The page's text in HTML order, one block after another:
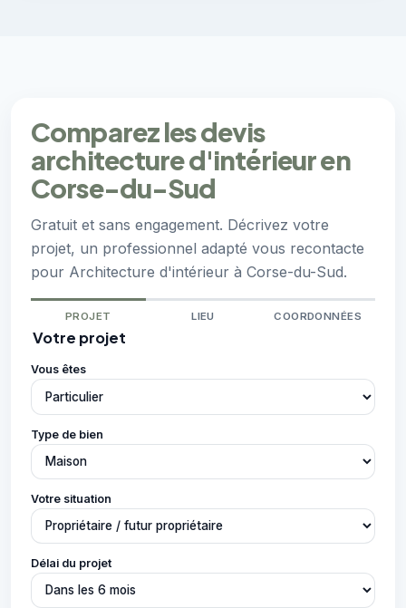
Comparez les devis
architecture d'intérieur en
Corse-du-Sud
Gratuit et sans engagement. Décrivez votre
projet, un professionnel adapté vous recontacte
pour Architecture d'intérieur à Corse-du-Sud.
PROJET LIEU COORDONNÉES
Votre projet
Vous êtes
Type de bien
Votre situation
Délai du projet